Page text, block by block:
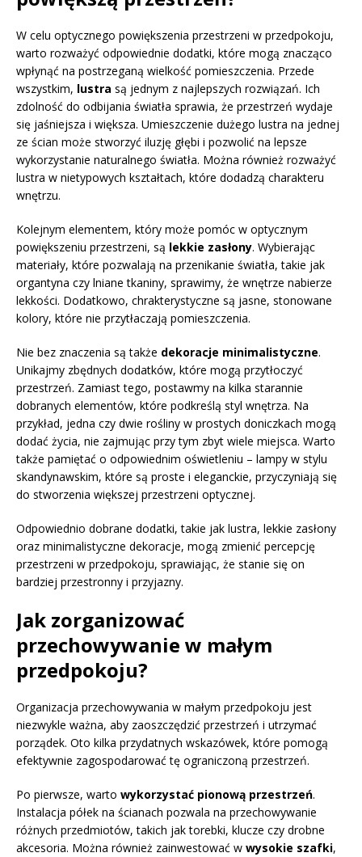
W celu optycznego powiększenia przestrzeni w przedpokoju,
warto rozważyć odpowiednie dodatki, które mogą znacząco
wpłynąć na postrzeganą wielkość pomieszczenia. Przede
wszystkim, lustra są jednym z najlepszych rozwiązań. Ich
zdolność do odbijania światła sprawia, że przestrzeń wydaje
się jaśniejsza i większa. Umieszczenie dużego lustra na jednej
ze ścian może stworzyć iluzję głębi i pozwolić na lepsze
wykorzystanie naturalnego światła. Można również rozważyć
lustra w nietypowych kształtach, które dodadzą charakteru
wnętrzu.
Kolejnym elementem, który może pomóc w optycznym
powiększeniu przestrzeni, są lekkie zasłony. Wybierając
materiały, które pozwalają na przenikanie światła, takie jak
organtyna czy lniane tkaniny, sprawimy, że wnętrze nabierze
lekkości. Dodatkowo, chrakterystyczne są jasne, stonowane
kolory, które nie przytłaczają pomieszczenia.
Nie bez znaczenia są także dekoracje minimalistyczne.
Unikajmy zbędnych dodatków, które mogą przytłoczyć
przestrzeń. Zamiast tego, postawmy na kilka starannie
dobranych elementów, które podkreślą styl wnętrza. Na
przykład, jedna czy dwie rośliny w prostych doniczkach mogą
dodać życia, nie zajmując przy tym zbyt wiele miejsca. Warto
także pamiętać o odpowiednim oświetleniu – lampy w stylu
skandynawskim, które są proste i eleganckie, przyczyniają się
do stworzenia większej przestrzeni optycznej.
Odpowiednio dobrane dodatki, takie jak lustra, lekkie zasłony
oraz minimalistyczne dekoracje, mogą zmienić percepcję
przestrzeni w przedpokoju, sprawiając, że stanie się on
bardziej przestronny i przyjazny.
Jak zorganizować
przechowywanie w małym
przedpokoju?
Organizacja przechowywania w małym przedpokoju jest
niezwykle ważna, aby zaoszczędzić przestrzeń i utrzymać
porządek. Oto kilka przydatnych wskazówek, które pomogą
efektywnie zagospodarować tę ograniczoną przestrzeń.
Po pierwsze, warto wykorzystać pionową przestrzeń.
Instalacja półek na ścianach pozwala na przechowywanie
różnych przedmiotów, takich jak torebki, klucze czy drobne
akcesoria. Można również zainwestować w wysokie szafki,